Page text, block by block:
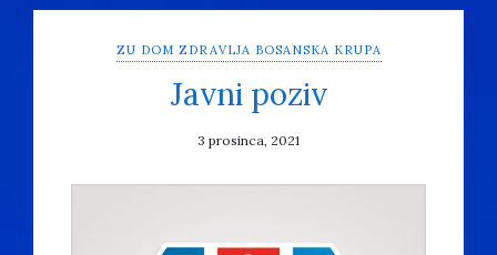
ZU DOM ZDRAVLJA BOSANSKA KRUPA
Javni poziv
3 prosinca, 2021